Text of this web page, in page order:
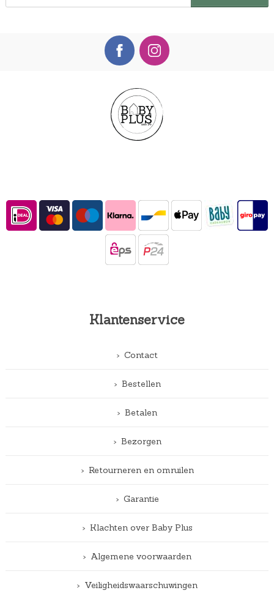
Klantenservice
Contact
Bestellen
Betalen
Bezorgen
Retourneren en omruilen
Garantie
Klachten over Baby Plus
Algemene voorwaarden
Veiligheidswaarschuwingen